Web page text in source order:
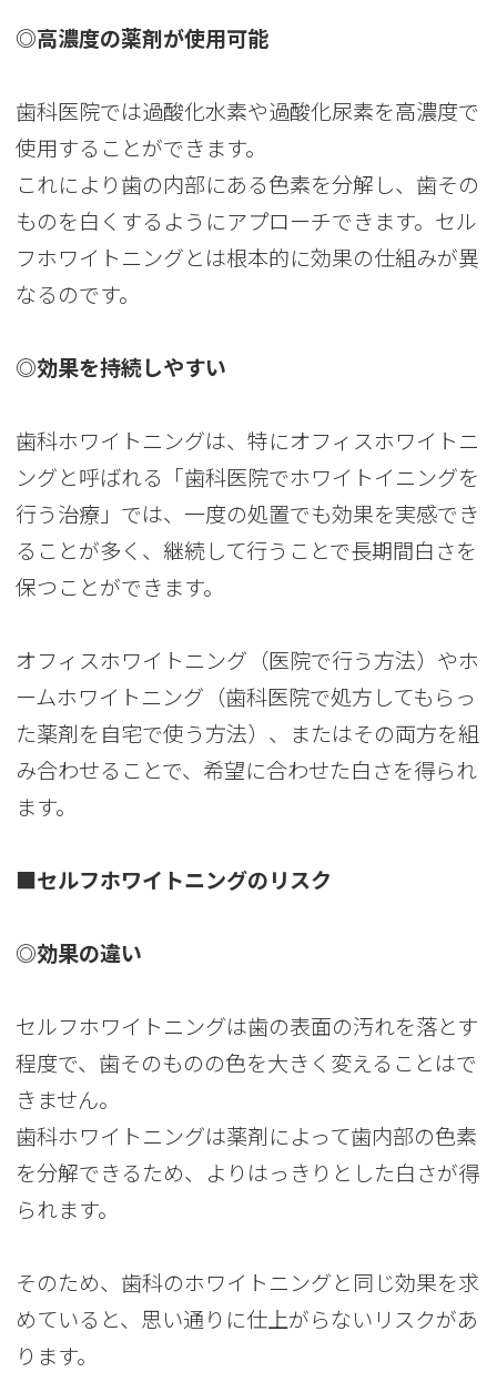
◎高濃度の薬剤が使用可能
歯科医院では過酸化水素や過酸化尿素を高濃度で
使用することができます。
これにより歯の内部にある色素を分解し、歯その
ものを白くするようにアプローチできます。セル
フホワイトニングとは根本的に効果の仕組みが異
なるのです。
◎効果を持続しやすい
歯科ホワイトニングは、特にオフィスホワイトニ
ングと呼ばれる「歯科医院でホワイトイニングを
行う治療」では、一度の処置でも効果を実感でき
ることが多く、継続して行うことで長期間白さを
保つことができます。
オフィスホワイトニング（医院で行う方法）やホ
ームホワイトニング（歯科医院で処方してもらっ
た薬剤を自宅で使う方法）、またはその両方を組
み合わせることで、希望に合わせた白さを得られ
ます。
■セルフホワイトニングのリスク
◎効果の違い
セルフホワイトニングは歯の表面の汚れを落とす
程度で、歯そのものの色を大きく変えることはで
きません。
歯科ホワイトニングは薬剤によって歯内部の色素
を分解できるため、よりはっきりとした白さが得
られます。
そのため、歯科のホワイトニングと同じ効果を求
めていると、思い通りに仕上がらないリスクがあ
ります。